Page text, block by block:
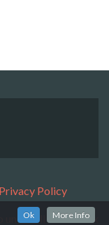
Privacy Policy
uninstall ComboFix
Ok More Info